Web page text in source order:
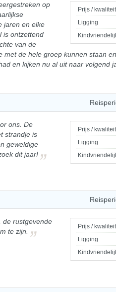
Prijs / kwaliteit
Ligging
op
jaren en elke
is ontzettend
van de
de hele groep kunnen staan
en kijken nu al uit naar volgend
Prijs / kwaliteit
Ligging
ons. De
strandje is
geweldige
dit jaar!
Prijs / kwaliteit
Ligging
de rustgevende
te zijn.